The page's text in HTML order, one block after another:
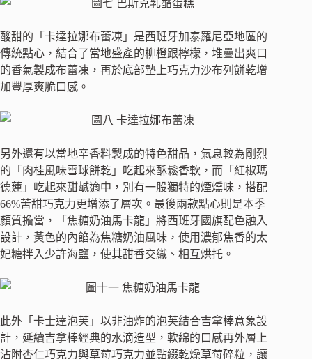
酸甜的「卡達拉娜布蕾凍」是西班牙加泰羅尼亞地區的
傳統點心，結合了當地盛產的柳橙跟檸檬，堆疊出爽口
的香氣製成布蕾凍，再於底部墊上巧克力沙布列餅乾增
加豐厚爽脆口感。
另外還有以當地辛香料製成的特色甜品，氣息較為剛烈
的「肉桂風味雪球餅乾」吃起來酥鬆香軟，而「紅椒瑪
德蓮」吃起來甜鹹適中，別有一股獨特的煙燻味，搭配
66%苦甜巧克力更增添了層次。最後兩款點心則是本季
顏質擔當，「焦糖奶油馬卡龍」將西班牙國旗配色融入
設計，黃色的內餡為焦糖奶油風味，使用濃郁焦香的太
妃糖拌入少許海鹽，使其甜香交織、相互烘托。
此外「卡士達泡芙」以非油炸的泡芙結合吉拿棒意象設
計，延續吉拿棒經典的水滴造型，軟綿的口感再外層上
沾附杏仁巧克力與草莓巧克力並點綴乾燥草莓碎粒，讓